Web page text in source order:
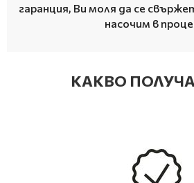
гаранция, Ви моля да се
насочим в
КАКВО